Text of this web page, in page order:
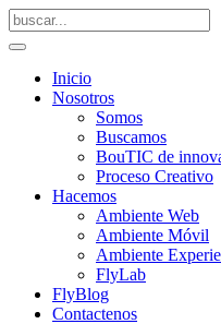
Inicio
Nosotros
Somos
Buscamos
BouTIC de
Proceso Creativo
Hacemos
Ambiente Web
Ambiente Móvil
Ambiente
FlyLab
FlyBlog
Contactenos